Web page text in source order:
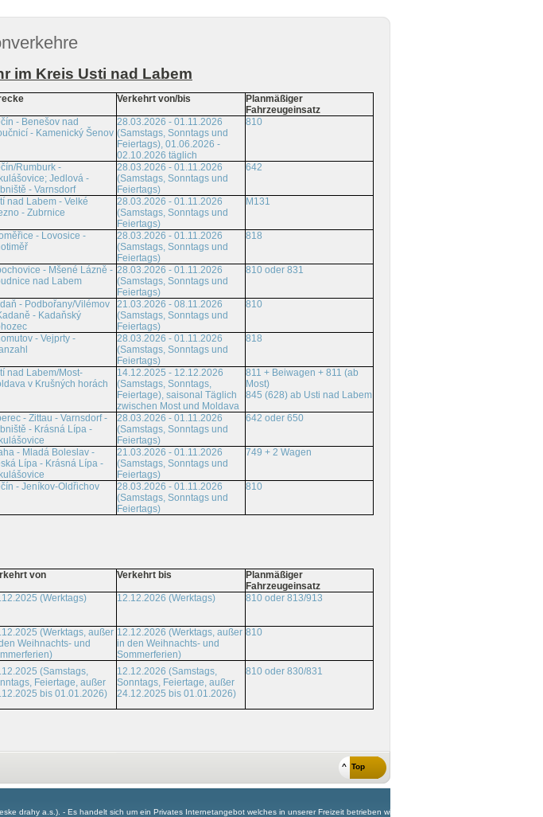
im Kreis Usti nad Labem
Verkehrt von/bis
Planmäßiger
Fahrzeugeinsatz
- Benešov nad
- Kamenický Šenov
28.03.2026 - 01.11.2026
(Samstags, Sonntags und
Feiertags), 01.06.2026 -
02.10.2026 täglich
810
Rumburk -
Jedlová -
- Varnsdorf
28.03.2026 - 01.11.2026
(Samstags, Sonntags und
Feiertags)
642
nad Labem - Velké
- Zubrnice
28.03.2026 - 01.11.2026
(Samstags, Sonntags und
Feiertags)
M131
- Lovosice -
28.03.2026 - 01.11.2026
(Samstags, Sonntags und
Feiertags)
818
- Mšené Lázně -
nad Labem
28.03.2026 - 01.11.2026
(Samstags, Sonntags und
Feiertags)
810 oder 831
- Podbořany/Vilémov
- Kadaňský
21.03.2026 - 08.11.2026
(Samstags, Sonntags und
Feiertags)
810
- Vejprty -
28.03.2026 - 01.11.2026
(Samstags, Sonntags und
Feiertags)
818
nad Labem/Most-
v Krušných horách
14.12.2025 - 12.12.2026
(Samstags, Sonntags,
Feiertage), saisonal Täglich
zwischen Most und Moldava
811 + Beiwagen + 811 (ab
Most)
845 (628) ab Usti nad Labem
- Zittau - Varnsdorf -
- Krásná Lípa -
28.03.2026 - 01.11.2026
(Samstags, Sonntags und
Feiertags)
642 oder 650
- Mladá Boleslav -
Lípa - Krásná Lípa -
21.03.2026 - 01.11.2026
(Samstags, Sonntags und
Feiertags)
749 + 2 Wagen
- Jeníkov-Oldřichov
28.03.2026 - 01.11.2026
(Samstags, Sonntags und
Feiertags)
810
von Verkehrt bis
Planmäßiger
Fahrzeugeinsatz
(Werktags) 12.12.2026 (Werktags) 810 oder 813/913
(Werktags, außer
Weihnachts- und
12.12.2026 (Werktags, außer
in den Weihnachts- und
Sommerferien)
810
(Samstags,
Feiertage, außer
bis 01.01.2026)
12.12.2026 (Samstags,
Sonntags, Feiertage, außer
24.12.2025 bis 01.01.2026)
810 oder 830/831
^ Top
drahy a.s.). - Es handelt sich um ein Privates Internetangebot welches in unserer Freizeit betrieben wird!